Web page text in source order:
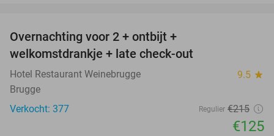
Overnachting voor 2 + ontbijt +
welkomstdrankje + late check-out
Hotel Restaurant Weinebrugge 9.5 star
Brugge
Verkocht: 377
Regulier €215
€125